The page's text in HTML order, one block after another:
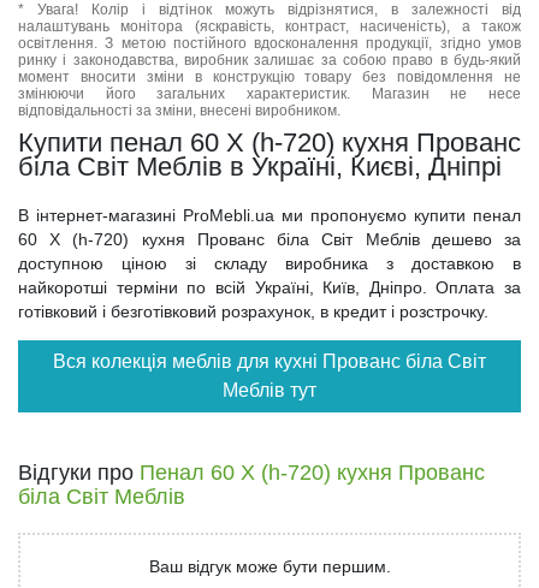
* Увага! Колір і відтінок можуть відрізнятися, в залежності від
налаштувань монітора (яскравість, контраст, насиченість), а також
освітлення. З метою постійного вдосконалення продукції, згідно умов
ринку і законодавства, виробник залишає за собою право в будь-який
момент вносити зміни в конструкцію товару без повідомлення не
змінюючи його загальних характеристик. Магазин не несе
відповідальності за зміни, внесені виробником.
Купити пенал 60 Х (h-720) кухня Прованс
біла Світ Меблів в Україні, Києві, Дніпрі
В інтернет-магазині ProMebli.ua ми пропонуємо купити пенал
60 Х (h-720) кухня Прованс біла Світ Меблів дешево за
доступною ціною зі складу виробника з доставкою в
найкоротші терміни по всій Україні, Київ, Дніпро. Оплата за
готівковий і безготівковий розрахунок, в кредит і розстрочку.
Вся колекція меблів для кухні Прованс біла Світ
Меблів тут
Відгуки про Пенал 60 Х (h-720) кухня Прованс
біла Світ Меблів
Ваш відгук може бути першим.